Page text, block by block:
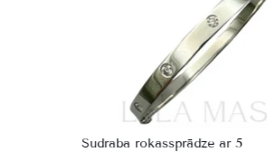
Sudraba rokassprādze ar 5